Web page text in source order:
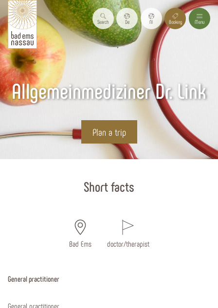
Search De Nl Booking Menu
Allgemeinmediziner Dr. Link
Plan a trip
Short facts
Bad Ems doctor/therapist
General practitioner
General practitioner